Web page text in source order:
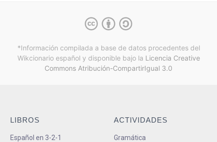
*Información compilada a base de datos procedentes del
Wikcionario español y disponible bajo la Licencia Creative
Commons Atribución-CompartirIgual 3.0
LIBROS
Español en 3-2-1
ACTIVIDADES
Gramática